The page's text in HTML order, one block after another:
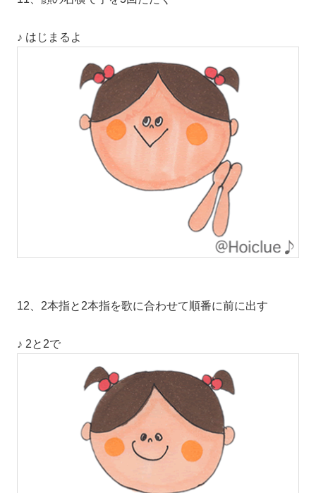
♪ はじまるよ
12、2本指と2本指を歌に合わせて順番に前に出す
♪ 2と2で